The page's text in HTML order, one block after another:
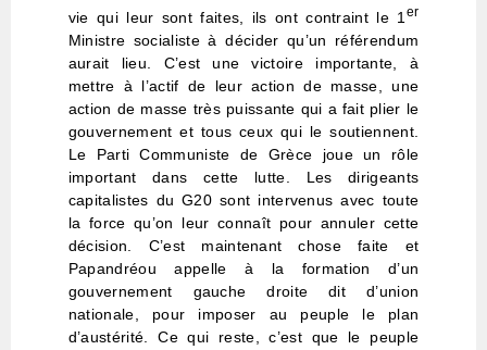
vie qui leur sont faites, ils ont contraint le 1er
Ministre socialiste à décider qu’un référendum
aurait lieu. C’est une victoire importante, à
mettre à l’actif de leur action de masse, une
action de masse très puissante qui a fait plier le
gouvernement et tous ceux qui le soutiennent.
Le Parti Communiste de Grèce joue un rôle
important dans cette lutte. Les dirigeants
capitalistes du G20 sont intervenus avec toute
la force qu’on leur connaît pour annuler cette
décision. C’est maintenant chose faite et
Papandréou appelle à la formation d’un
gouvernement gauche droite dit d’union
nationale, pour imposer au peuple le plan
d’austérité. Ce qui reste, c’est que le peuple